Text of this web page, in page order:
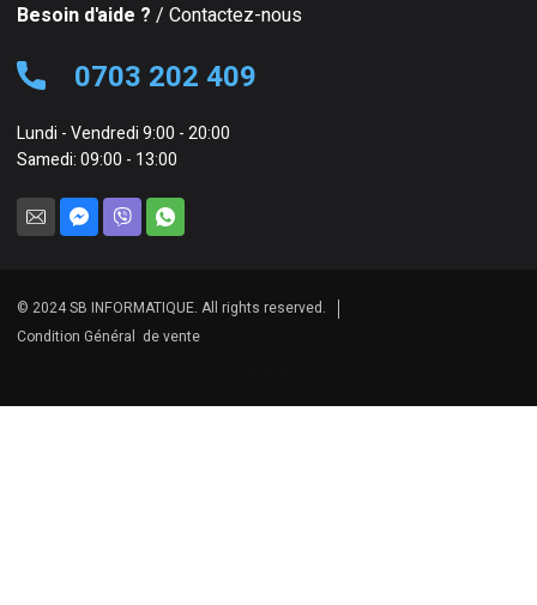
Besoin d'aide ? / Contactez-nous
0703 202 409
Lundi - Vendredi 9:00 - 20:00
Samedi: 09:00 - 13:00
© 2024 SB INFORMATIQUE. All rights reserved.
Condition Général de vente